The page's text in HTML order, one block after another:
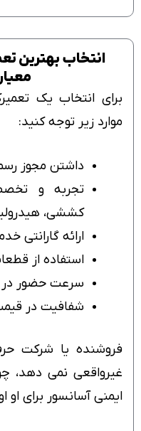
انتخاب بهترین
برای انتخاب یک
موارد زیر توجه کنید:
داشتن مجوز
تجربه و
کششی،
ارائه گارانتی
استفاده از
سرعت حضور
شفافیت در
فروشنده یا شرکت
غیرواقعی نمی دهد،
ایمنی آسانسور برای